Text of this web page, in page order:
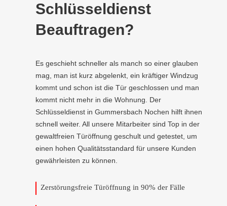
Schlüsseldienst
Beauftragen?
Es geschieht schneller als manch so einer glauben
mag, man ist kurz abgelenkt, ein kräftiger Windzug
kommt und schon ist die Tür geschlossen und man
kommt nicht mehr in die Wohnung. Der
Schlüsseldienst in Gummersbach Nochen hilft ihnen
schnell weiter. All unsere Mitarbeiter sind Top in der
gewaltfreien Türöffnung geschult und getestet, um
einen hohen Qualitätsstandard für unsere Kunden
gewährleisten zu können.
Zerstörungsfreie Türöffnung in 90% der Fälle